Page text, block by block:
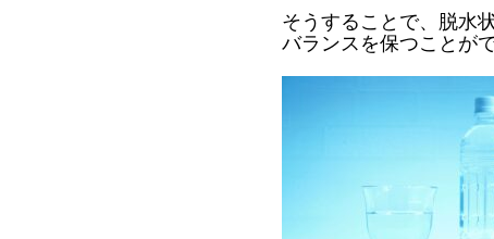
そうすることで、脱水
バランスを保つことがで